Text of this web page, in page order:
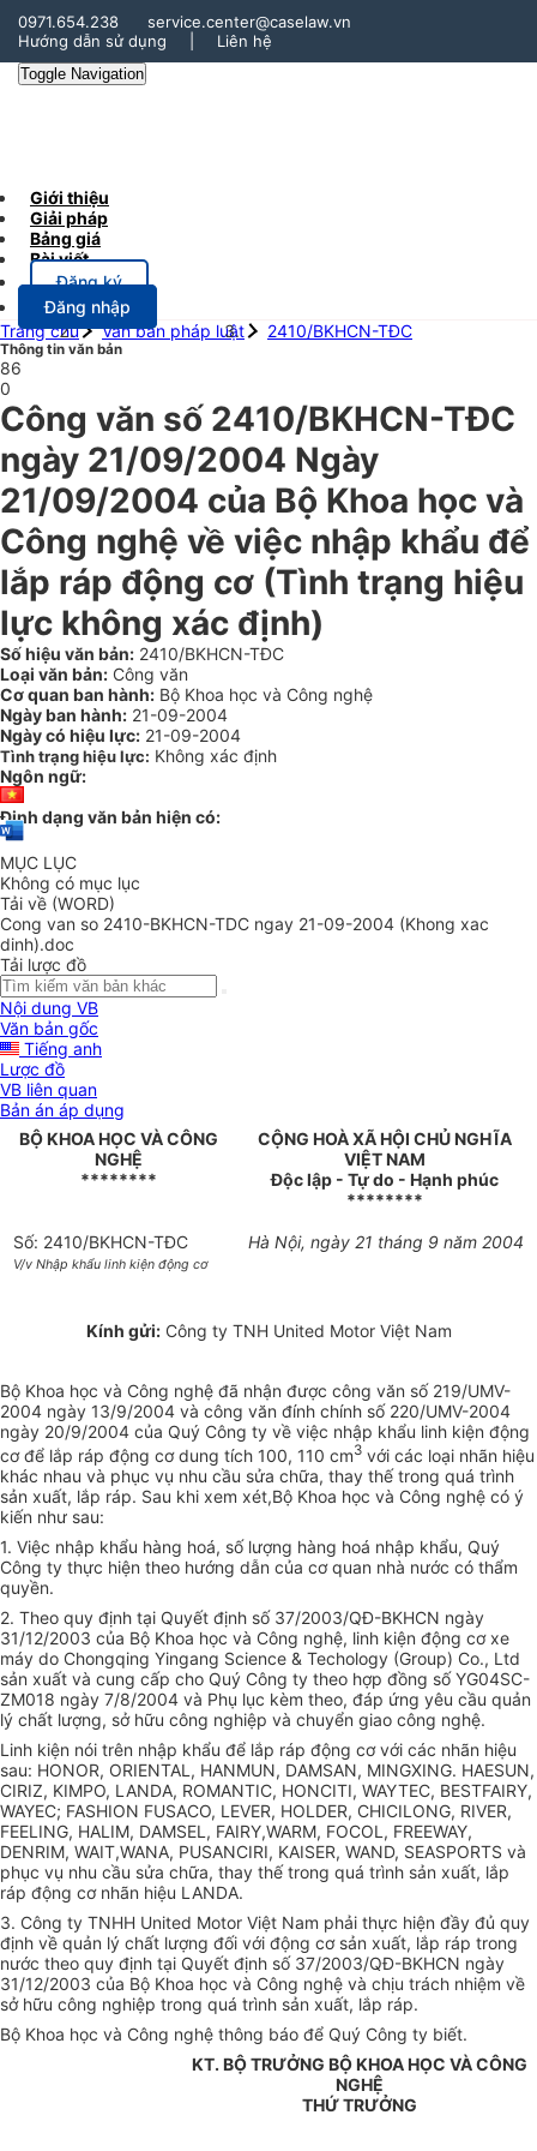
0971.654.238
service.center@caselaw.vn
Hướng dẫn sử dụng
Liên hệ
Toggle Navigation
Giới thiệu
Giải pháp
Bảng giá
Bài viết
Đăng ký
Đăng nhập
Trang chủ
Văn bản pháp luật 2410/BKHCN-TĐC
Thông tin văn bản
86
0
Công văn số 2410/BKHCN-TĐC
ngày 21/09/2004 Ngày
21/09/2004 của Bộ Khoa học và
Công nghệ về việc nhập khẩu để
lắp ráp động cơ (Tình trạng hiệu
lực không xác định)
Số hiệu văn bản: 2410/BKHCN-TĐC
Loại văn bản: Công văn
Cơ quan ban hành: Bộ Khoa học và Công nghệ
Ngày ban hành: 21-09-2004
Ngày có hiệu lực: 21-09-2004
Tình trạng hiệu lực: Không xác định
Ngôn ngữ:
Định dạng văn bản hiện có:
MỤC LỤC
Không có mục lục
Tải về (WORD)
Cong van so 2410-BKHCN-TDC ngay 21-09-2004 (Khong xac
dinh).doc
Tải lược đồ
Nội dung VB
Văn bản gốc
Tiếng anh
Lược đồ
VB liên quan
Bản án áp dụng
BỘ KHOA HỌC VÀ CÔNG
NGHỆ
********
CỘNG HOÀ XÃ HỘI CHỦ NGHĨA
VIỆT NAM
Độc lập - Tự do - Hạnh phúc
********
Số: 2410/BKHCN-TĐC
V/v Nhập khẩu linh kiện động cơ
Hà Nội, ngày 21 tháng 9 năm 2004
Kính gửi:Công ty TNH United Motor Việt Nam
Bộ Khoa học và Công nghệ đã nhận được công văn số 219/UMV-
2004 ngày 13/9/2004 và công văn đính chính số 220/UMV-2004
ngày 20/9/2004 của Quý Công ty về việc nhập khẩu linh kiện động
cơ để lắp ráp động cơ dung tích 100, 110 cm3 với các loại nhãn hiệu
khác nhau và phục vụ nhu cầu sửa chữa, thay thế trong quá trình
sản xuất, lắp ráp. Sau khi xem xét,Bộ Khoa học và Công nghệ có ý
kiến như sau:
1. Việc nhập khẩu hàng hoá, số lượng hàng hoá nhập khẩu, Quý
Công ty thực hiện theo hướng dẫn của cơ quan nhà nước có thẩm
quyền.
2. Theo quy định tại Quyết định số 37/2003/QĐ-BKHCN ngày
31/12/2003 của Bộ Khoa học và Công nghệ, linh kiện động cơ xe
máy do Chongqing Yingang Science & Techology (Group) Co., Ltd
sản xuất và cung cấp cho Quý Công ty theo hợp đồng số YG04SC-
ZM018 ngày 7/8/2004 và Phụ lục kèm theo, đáp ứng yêu cầu quản
lý chất lượng, sở hữu công nghiệp và chuyển giao công nghệ.
Linh kiện nói trên nhập khẩu để lắp ráp động cơ với các nhãn hiệu
sau: HONOR, ORIENTAL, HANMUN, DAMSAN, MINGXING. HAESUN,
CIRIZ, KIMPO, LANDA, ROMANTIC, HONCITI, WAYTEC, BESTFAIRY,
WAYEC; FASHION FUSACO, LEVER, HOLDER, CHICILONG, RIVER,
FEELING, HALIM, DAMSEL, FAIRY,WARM, FOCOL, FREEWAY,
DENRIM, WAIT,WANA, PUSANCIRI, KAISER, WAND, SEASPORTS và
phục vụ nhu cầu sửa chữa, thay thế trong quá trình sản xuất, lắp
ráp động cơ nhãn hiệu LANDA.
3. Công ty TNHH United Motor Việt Nam phải thực hiện đầy đủ quy
định về quản lý chất lượng đối với động cơ sản xuất, lắp ráp trong
nước theo quy định tại Quyết định số 37/2003/QĐ-BKHCN ngày
31/12/2003 của Bộ Khoa học và Công nghệ và chịu trách nhiệm về
sở hữu công nghiệp trong quá trình sản xuất, lắp ráp.
Bộ Khoa học và Công nghệ thông báo để Quý Công ty biết.
KT. BỘ TRƯỞNG BỘ KHOA HỌC VÀ CÔNG
NGHỆ
THỨ TRƯỞNG